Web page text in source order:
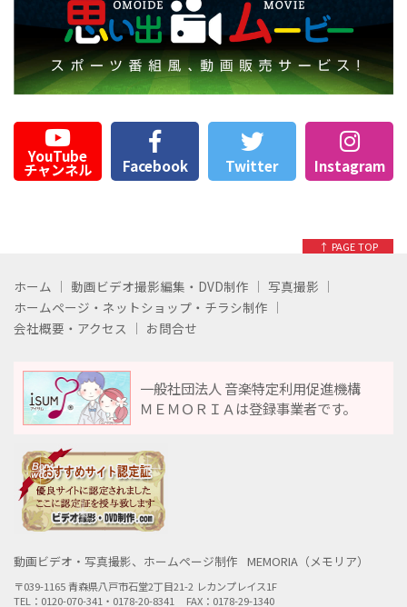
YouTube
チャンネル Facebook Twitter Instagram
↑ PAGE TOP
ホーム 動画ビデオ撮影編集・DVD制作
写真撮影
ホームページ・ネットショップ・チラシ制作
会社概要・アクセス
お問合せ
動画ビデオ・写真撮影、ホームページ制作 MEMORIA（メモリア）
〒039-1165 青森県八戸市石堂2丁目21-2 レカンプレイス1F
TEL：0120-070-341・0178-20-8341
FAX：0178-29-1340
一般社団法人 音楽特定利用促進機構
ＭＥＭＯＲＩＡは登録事業者です。